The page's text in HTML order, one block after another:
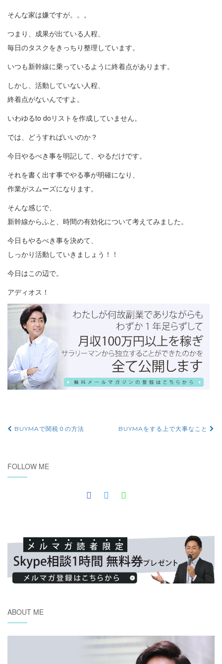
そんな家は嫌ですが。。。
つまり、成果が出ている人程、
毎日のタスクをきっちり整理しています。
いつも新幹線に乗っているように終着点があります。
しかし、活動していない人程、
終着点がないんですよ。
いわゆるto doリストを作成していません。
では、どうすればいいのか？
今日やるべき事を明記して、やるだけです。
それを書く出す事でやる事が明確になり、
作業がスムーズになります。
そんな感じで、
新幹線からふと、時間の有効化について考えてみました。
今日もやるべき事を決めて、
しっかり活動していきましょう！！
今日はこの辺で。
アディオス！
BUYMAで関税０の方法 BUYMAをする上で大事なこと
FOLLOW ME
ABOUT ME